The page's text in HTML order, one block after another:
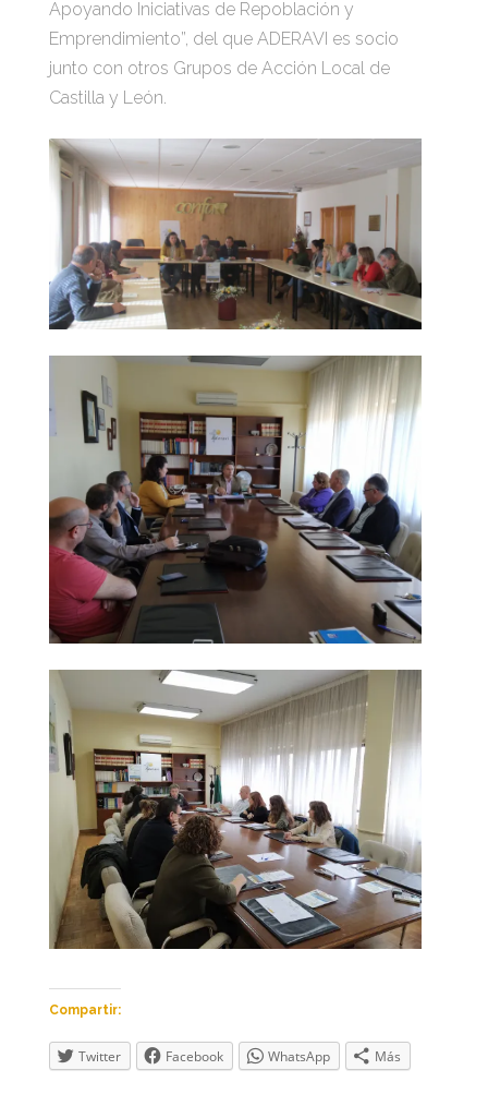
Apoyando Iniciativas de Repoblación y
Emprendimiento”, del que ADERAVI es socio
junto con otros Grupos de Acción Local de
Castilla y León.
Compartir:
Twitter Facebook WhatsApp Más